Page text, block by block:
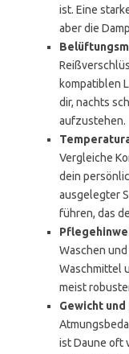
ist. Eine
aber die
kompatiblen
dir, nachts
aufzustehen.
Vergleiche
dein
ausgelegter
führen, das
Waschen
Waschmittel
meist
Gewicht und
ist Daune oft